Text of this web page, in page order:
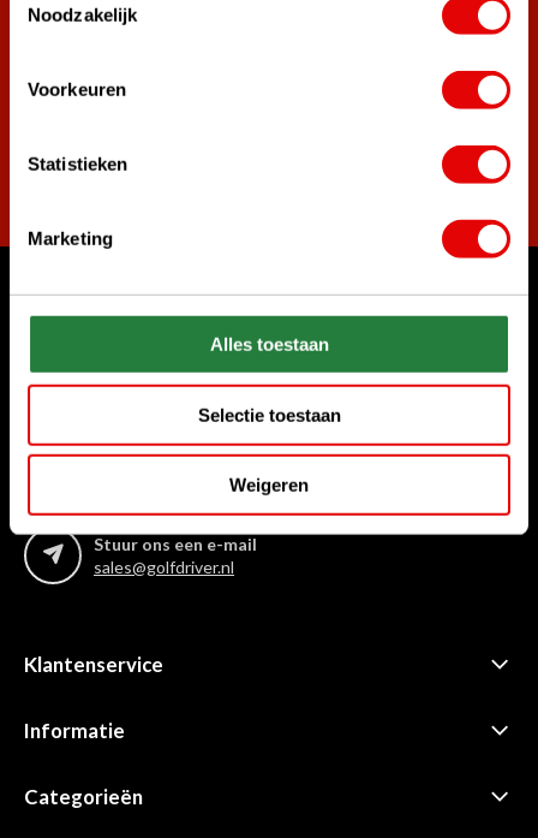
Noodzakelijk
Voorkeuren
Statistieken
Marketing
Alles toestaan
Selectie toestaan
Weigeren
Word ook lid van de nieuwsbrief en mis nooit meer de beste
Waar kunnen we u mee helpen?
Bel ons gerust
+31 85 06 02 099
Chat met ons
Stuur ons een e-mail
sales@golfdriver.nl
Klantenservice
Informatie
Categorieën